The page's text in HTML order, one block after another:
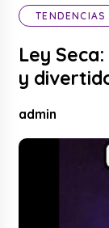
TENDENCIAS
Ley
y
admin